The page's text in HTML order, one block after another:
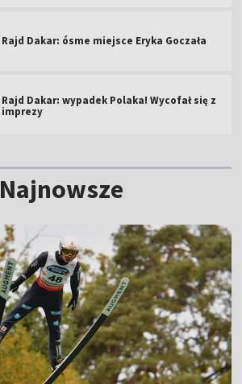
Rajd Dakar: ósme miejsce Eryka Goczała
Rajd Dakar: wypadek Polaka! Wycofał się z
imprezy
Najnowsze